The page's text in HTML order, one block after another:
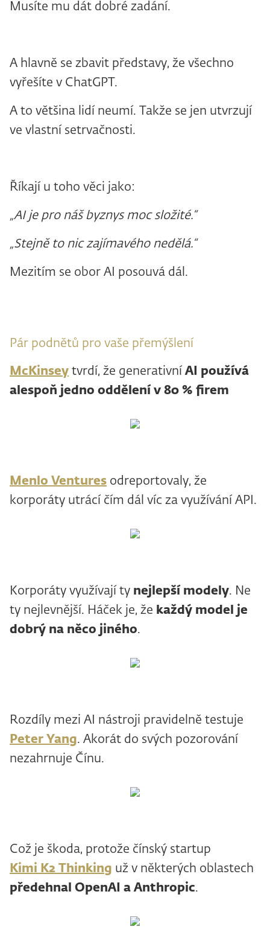
Musíte mu dát dobré zadání.
A hlavně se zbavit představy, že všechno
vyřešíte v ChatGPT.
A to většina lidí neumí. Takže se jen utvrzují
ve vlastní setrvačnosti.
Říkají u toho věci jako:
„AI je pro náš byznys moc složité.“
„Stejně to nic zajímavého nedělá.“
Mezitím se obor AI posouvá dál.
Pár podnětů pro vaše přemýšlení
McKinsey tvrdí, že generativní AI používá
alespoň jedno oddělení v 80 % firem
Menlo Ventures odreportovaly, že
korporáty utrácí čím dál víc za využívání API.
Korporáty využívají ty nejlepší modely. Ne
ty nejlevnější. Háček je, že každý model je
dobrý na něco jiného.
Rozdíly mezi AI nástroji pravidelně testuje
Peter Yang. Akorát do svých pozorování
nezahrnuje Čínu.
Což je škoda, protože čínský startup
Kimi K2 Thinking už v některých oblastech
předehnal OpenAI a Anthropic.